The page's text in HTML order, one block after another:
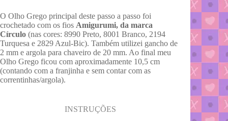
O Olho Grego principal deste passo a passo foi
crochetado com os fios Amigurumi, da marca
Círculo (nas cores: 8990 Preto, 8001 Branco, 2194
Turquesa e 2829 Azul-Bic). Também utilizei gancho de
2 mm e argola para chaveiro de 20 mm. Ao final meu
Olho Grego ficou com aproximadamente 10,5 cm
(contando com a franjinha e sem contar com as
correntinhas/argola).
INSTRUÇÕES